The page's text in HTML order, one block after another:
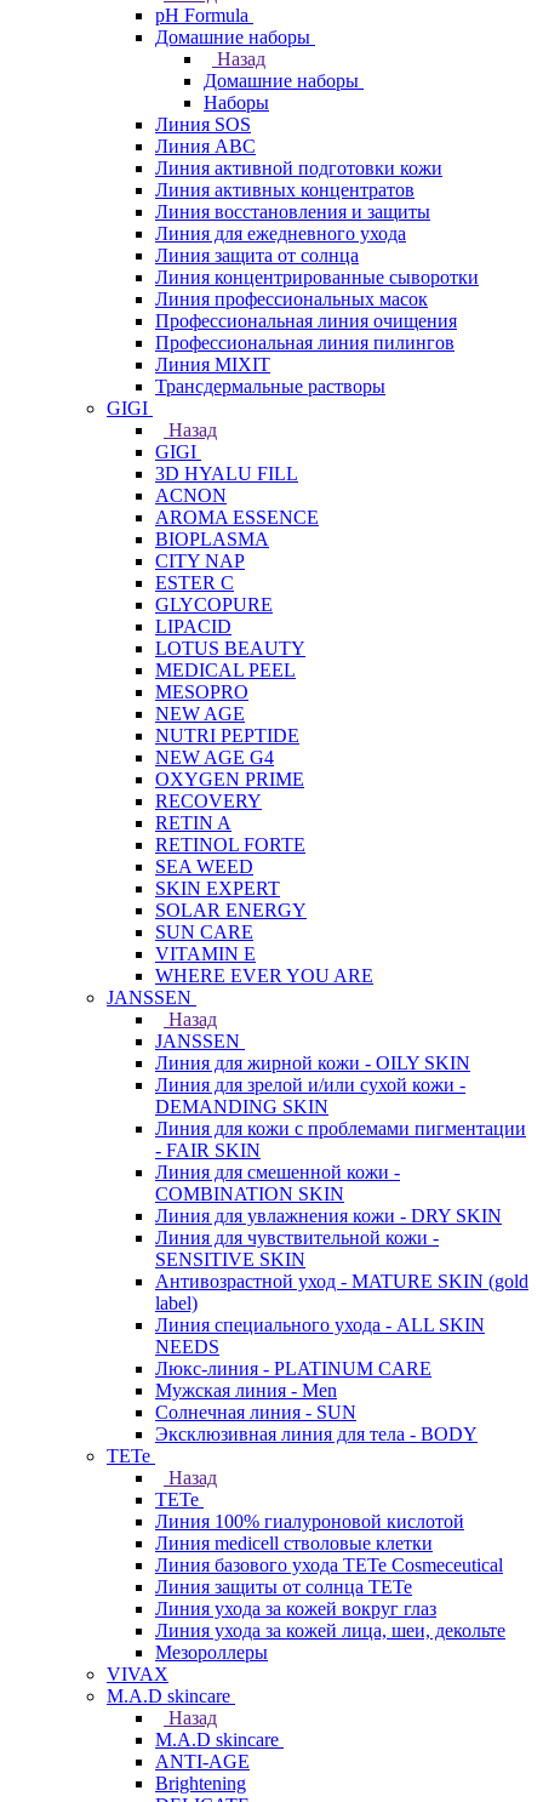
pH Formula
Домашние наборы
Назад
Домашние наборы
Наборы
Линия SOS
Линия АВС
Линия активной подготовки кожи
Линия активных концентратов
Линия восстановления и защиты
Линия для ежедневного ухода
Линия защита от солнца
Линия концентрированные сыворотки
Линия профессиональных масок
Профессиональная линия очищения
Профессиональная линия пилингов
Линия MIXIT
Трансдермальные растворы
GIGI
Назад
GIGI
3D HYALU FILL
ACNON
AROMA ESSENCE
BIOPLASMA
CITY NAP
ESTER C
GLYCOPURE
LIPACID
LOTUS BEAUTY
MEDICAL PEEL
MESOPRO
NEW AGE
NUTRI PEPTIDE
NEW AGE G4
OXYGEN PRIME
RECOVERY
RETIN A
RETINOL FORTE
SEA WEED
SKIN EXPERT
SOLAR ENERGY
SUN CARE
VITAMIN E
WHERE EVER YOU ARE
JANSSEN
Назад
JANSSEN
Линия для жирной кожи - OILY SKIN
Линия для зрелой и/или сухой кожи -
DEMANDING SKIN
Линия для кожи с проблемами пигментации
- FAIR SKIN
Линия для смешенной кожи -
COMBINATION SKIN
Линия для увлажнения кожи - DRY SKIN
Линия для чувствительной кожи -
SENSITIVE SKIN
Антивозрастной уход - MATURE SKIN (gold
label)
Линия специального ухода - ALL SKIN
NEEDS
Люкс-линия - PLATINUM CARE
Мужская линия - Men
Солнечная линия - SUN
Эксклюзивная линия для тела - BODY
TETe
Назад
TETe
Линия 100% гиалуроновой кислотой
Линия medicell стволовые клетки
Линия базового ухода TETe Cosmeceutical
Линия защиты от солнца TETe
Линия ухода за кожей вокруг глаз
Линия ухода за кожей лица, шеи, декольте
Мезороллеры
VIVAX
M.A.D skincare
Назад
M.A.D skincare
ANTI-AGE
Brightening